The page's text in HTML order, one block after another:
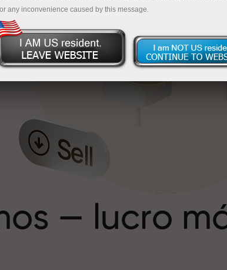
— lucro
any inconvenience caused by this message.